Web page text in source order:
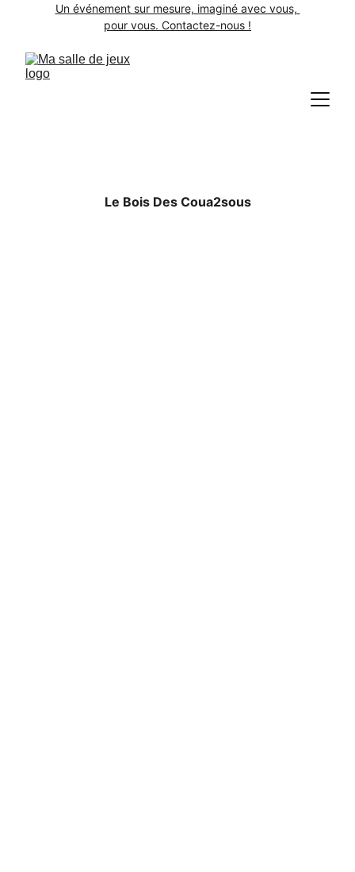
Un événement sur mesure, imaginé avec vous,
pour vous. Contactez-nous !
Le Bois Des Coua2sous